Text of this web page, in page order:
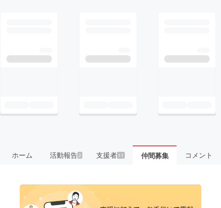
ホーム 活動報告2 支援者 11 仲間募集 コメント